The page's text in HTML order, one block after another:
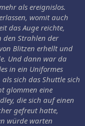
als ereignislos.
womit auch
das Auge reichte,
den Strahlen der
Blitzen erhellt und
Und dann war da
in ein Uniformes
sich das Shuttle sich
glommen eine
die sich auf einen
gefreut hatte,
würde warten